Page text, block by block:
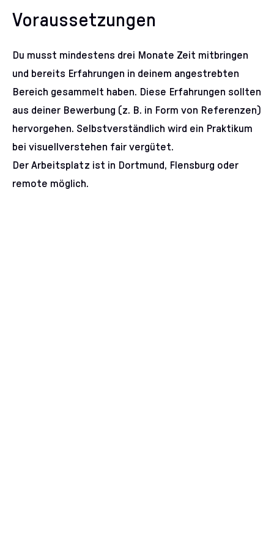
Voraussetzungen
Du musst mindestens drei Monate Zeit mitbringen
und bereits Erfahrungen in deinem angestrebten
Bereich gesammelt haben. Diese Erfahrungen sollten
aus deiner Bewerbung (z. B. in Form von Referenzen)
hervorgehen. Selbstverständlich wird ein Praktikum
bei visuellverstehen fair vergütet.
Der Arbeitsplatz ist in Dortmund, Flensburg oder
remote möglich.